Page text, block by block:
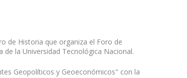
de Historia que organiza el Foro de
de la Universidad Tecnológica Nacional.
Geopolíticos y Geoeconómicos" con la